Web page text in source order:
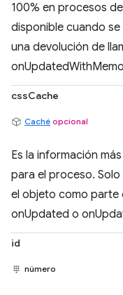
100% en procesos
disponible cuando
una devolución de
cssCache
Caché opcional
Es la información
para el proceso.
el objeto como parte
onUpdated o
id
número